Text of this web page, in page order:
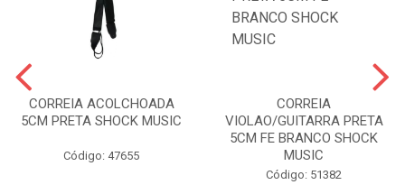
CORREIA ACOLCHOADA
5CM PRETA SHOCK MUSIC
Código: 47655
CORREIA
VIOLAO/GUITARRA PRETA
5CM FE BRANCO SHOCK
MUSIC
Código: 51382